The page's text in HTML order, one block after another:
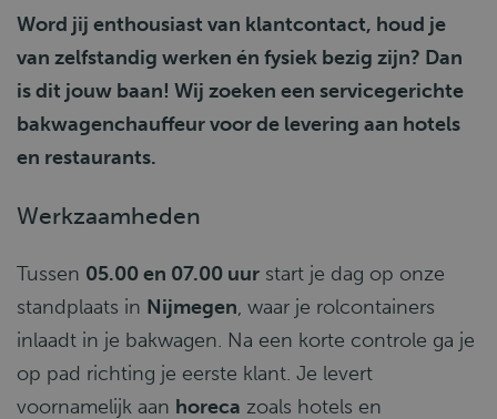
Word jij enthousiast van klantcontact, houd je
van zelfstandig werken én fysiek bezig zijn? Dan
is dit jouw baan! Wij zoeken een servicegerichte
bakwagenchauffeur voor de levering aan hotels
en restaurants.
Werkzaamheden
Tussen 05.00 en 07.00 uur start je dag op onze
standplaats in Nijmegen, waar je rolcontainers
inlaadt in je bakwagen. Na een korte controle ga je
op pad richting je eerste klant. Je levert
voornamelijk aan horeca zoals hotels en